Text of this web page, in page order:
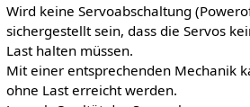
Wird keine Servoabschaltung
sichergestellt sein, dass die Servos
Last halten müssen.
Mit einer entsprechenden Mechanik
ohne Last erreicht werden.